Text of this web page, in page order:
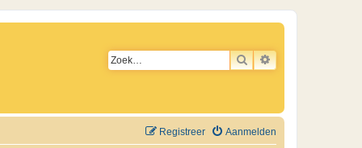
ZOEKUITGEBREID
Aanmelden
Registreer